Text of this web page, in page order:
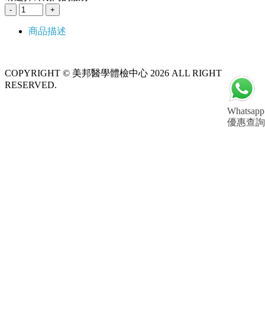
Whatsapp
優惠查詢
商品描述
COPYRIGHT © 美邦醫學體檢中心 2026 ALL RIGHT
RESERVED.